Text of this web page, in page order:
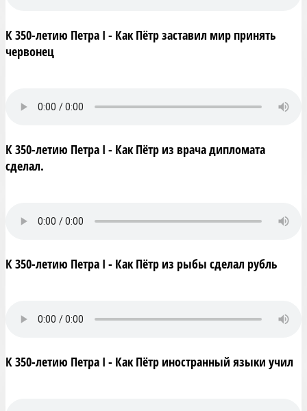
К 350-летию Петра I - Как Пётр заставил мир принять
червонец
К 350-летию Петра I - Как Пётр из врача дипломата
сделал.
К 350-летию Петра I - Как Пётр из рыбы сделал рубль
К 350-летию Петра I - Как Пётр иностранный языки учил